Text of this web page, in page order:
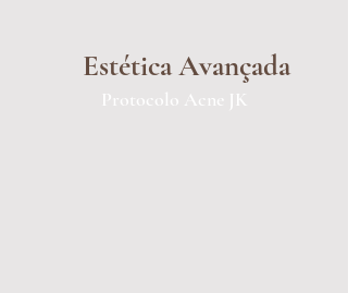
Protocolo Acne JK
Estética Avançada